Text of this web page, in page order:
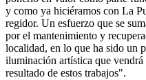
y como ya hiciéramos con La
regidor. Un esfuerzo que se
por el mantenimiento y
localidad, en lo que ha sido un
iluminación artística que vendrá
resultado de estos trabajos".